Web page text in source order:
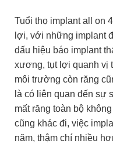
Tuổi thọ implant all on
lợi, với những implant
dấu hiệu báo implant
xương, tụt lợi quanh vị
môi trường còn răng
là có liên quan đến sự
mất răng toàn bộ
cũng khác đi, việc
năm, thậm chí nhiều